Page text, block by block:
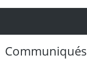
Communiqués